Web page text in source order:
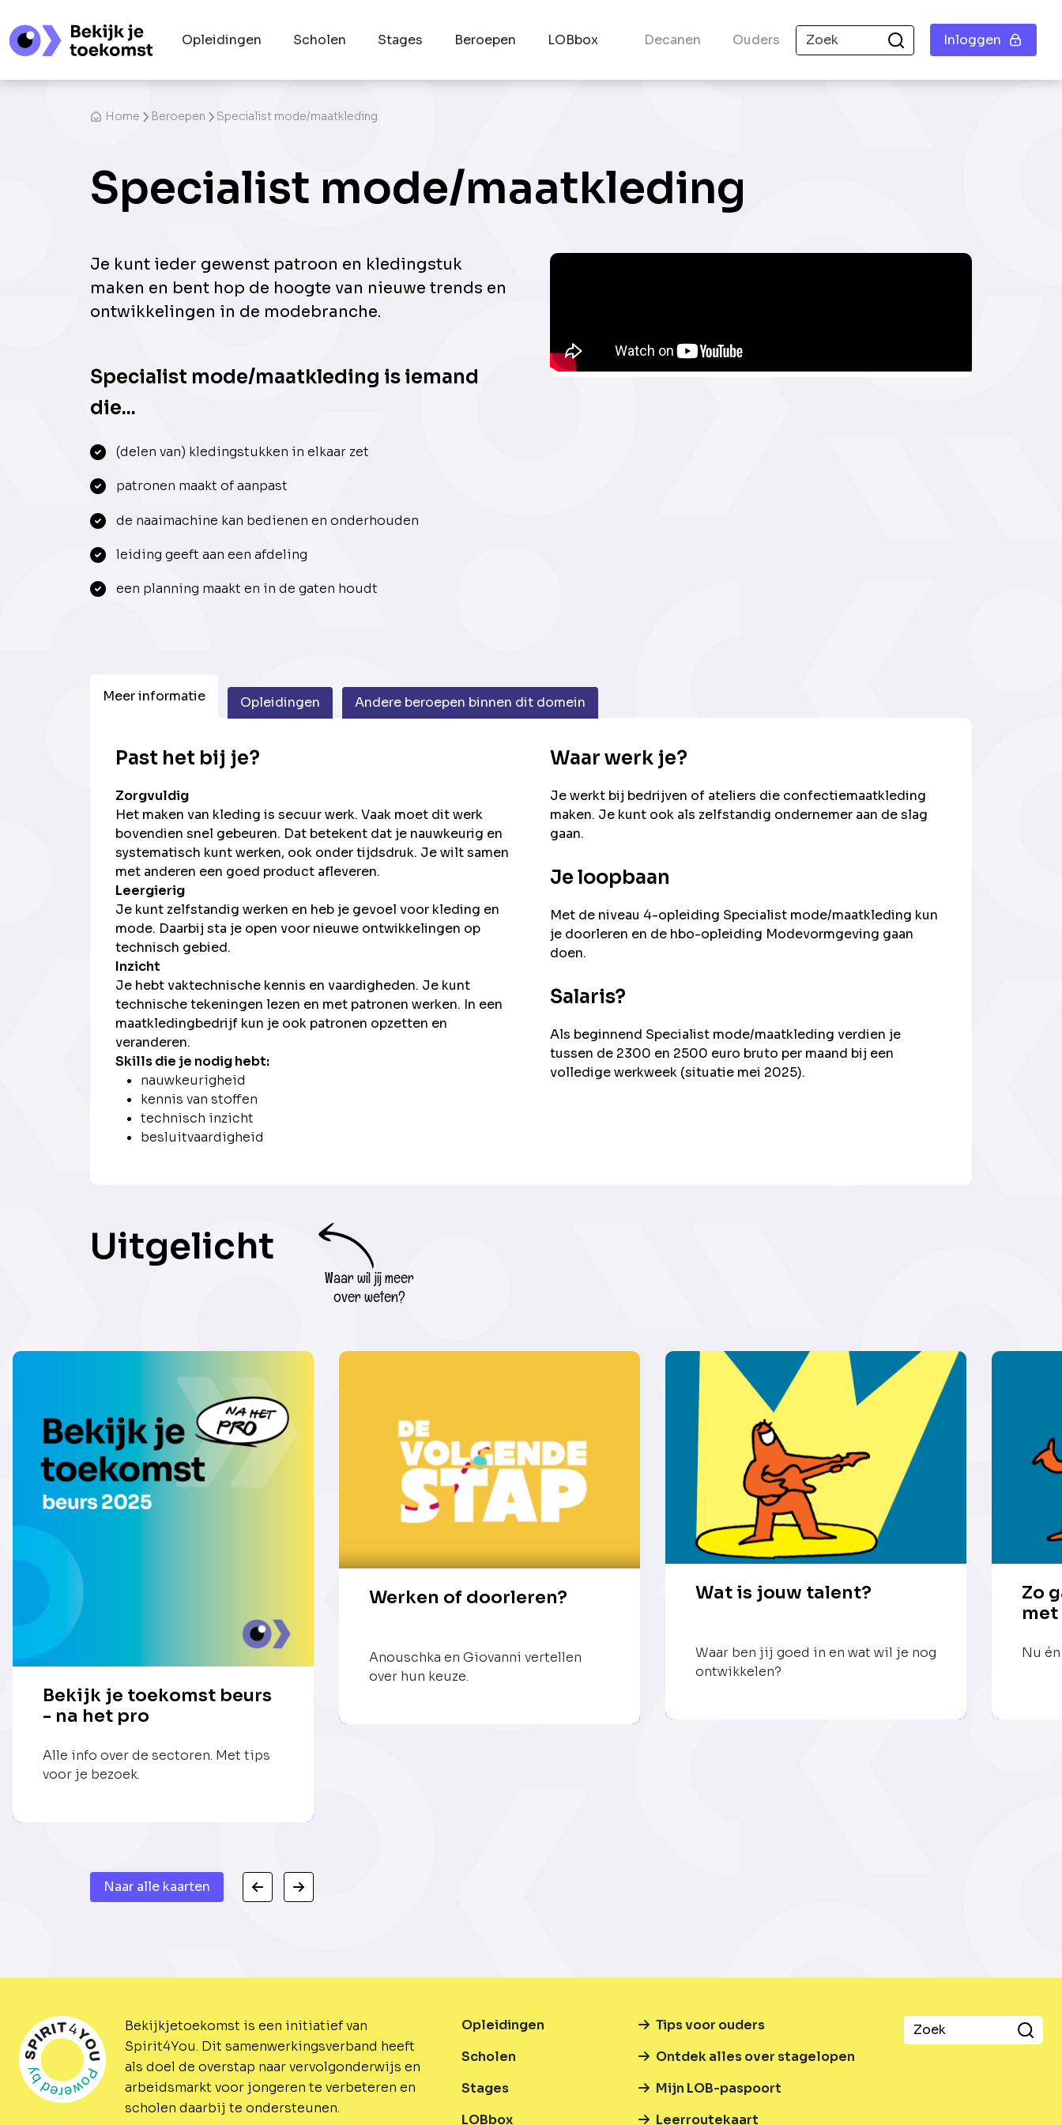
Opleidingen Scholen Stages Beroepen LOBbox Decanen Ouders Inloggen
Home Beroepen Specialist mode/maatkleding
Specialist mode/maatkleding
Je kunt ieder gewenst patroon en kledingstuk
maken en bent hop de hoogte van nieuwe trends en
ontwikkelingen in de modebranche.
Specialist mode/maatkleding is iemand
die...
(delen van) kledingstukken in elkaar zet
patronen maakt of aanpast
de naaimachine kan bedienen en onderhouden
leiding geeft aan een afdeling
een planning maakt en in de gaten houdt
Meer informatie Opleidingen Andere beroepen binnen dit domein
Past het bij je?
Zorgvuldig
Het maken van kleding is secuur werk. Vaak moet dit werk
bovendien snel gebeuren. Dat betekent dat je nauwkeurig en
systematisch kunt werken, ook onder tijdsdruk. Je wilt samen
met anderen een goed product afleveren.
Leergierig
Je kunt zelfstandig werken en heb je gevoel voor kleding en
mode. Daarbij sta je open voor nieuwe ontwikkelingen op
technisch gebied.
Inzicht
Je hebt vaktechnische kennis en vaardigheden. Je kunt
technische tekeningen lezen en met patronen werken. In een
maatkledingbedrijf kun je ook patronen opzetten en
veranderen.
Skills die je nodig hebt:
nauwkeurigheid
kennis van stoffen
technisch inzicht
besluitvaardigheid
Waar werk je?
Je werkt bij bedrijven of ateliers die confectiemaatkleding
maken. Je kunt ook als zelfstandig ondernemer aan de slag
gaan.
Je loopbaan
Met de niveau 4-opleiding Specialist mode/maatkleding kun
je doorleren en de hbo-opleiding Modevormgeving gaan
doen.
Salaris?
Als beginnend Specialist mode/maatkleding verdien je
tussen de 2300 en 2500 euro bruto per maand bij een
volledige werkweek (situatie mei 2025).
Uitgelicht
Waar wil jij meer
over weten?
Bekijk je toekomst beurs
- na het pro
Alle info over de sectoren. Met tips
voor je bezoek.
Werken of doorleren?
Anouschka en Giovanni vertellen
over hun keuze.
Wat is jouw talent?
Waar ben jij goed in en wat wil je nog
ontwikkelen?
Zo
Nu
Naar alle kaarten
Bekijkjetoekomst is een initiatief van
Spirit4You. Dit samenwerkingsverband heeft
als doel de overstap naar vervolgonderwijs en
arbeidsmarkt voor jongeren te verbeteren en
scholen daarbij te ondersteunen.
Opleidingen
Scholen
Stages
LOBbox
Tips voor ouders
Ontdek alles over stagelopen
Mijn LOB-paspoort
Leerroutekaart